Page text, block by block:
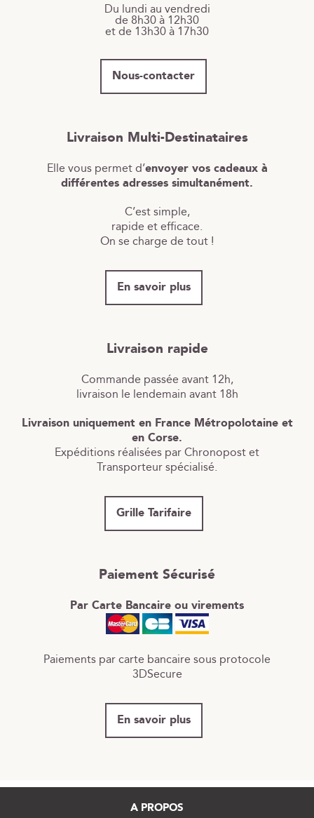
Du lundi au vendredi
de 8h30 à 12h30
et de 13h30 à 17h30
Nous-contacter
Livraison Multi-Destinataires
Elle vous permet d’envoyer vos cadeaux à
différentes adresses simultanément.
C’est simple,
rapide et efficace.
On se charge de tout !
En savoir plus
Livraison rapide
Commande passée avant 12h,
livraison le lendemain avant 18h
Livraison uniquement en France Métropolotaine et
en Corse.
Expéditions réalisées par Chronopost et
Transporteur spécialisé.
Grille Tarifaire
Paiement Sécurisé
Par Carte Bancaire ou virements
Paiements par carte bancaire sous protocole
3DSecure
En savoir plus
A PROPOS